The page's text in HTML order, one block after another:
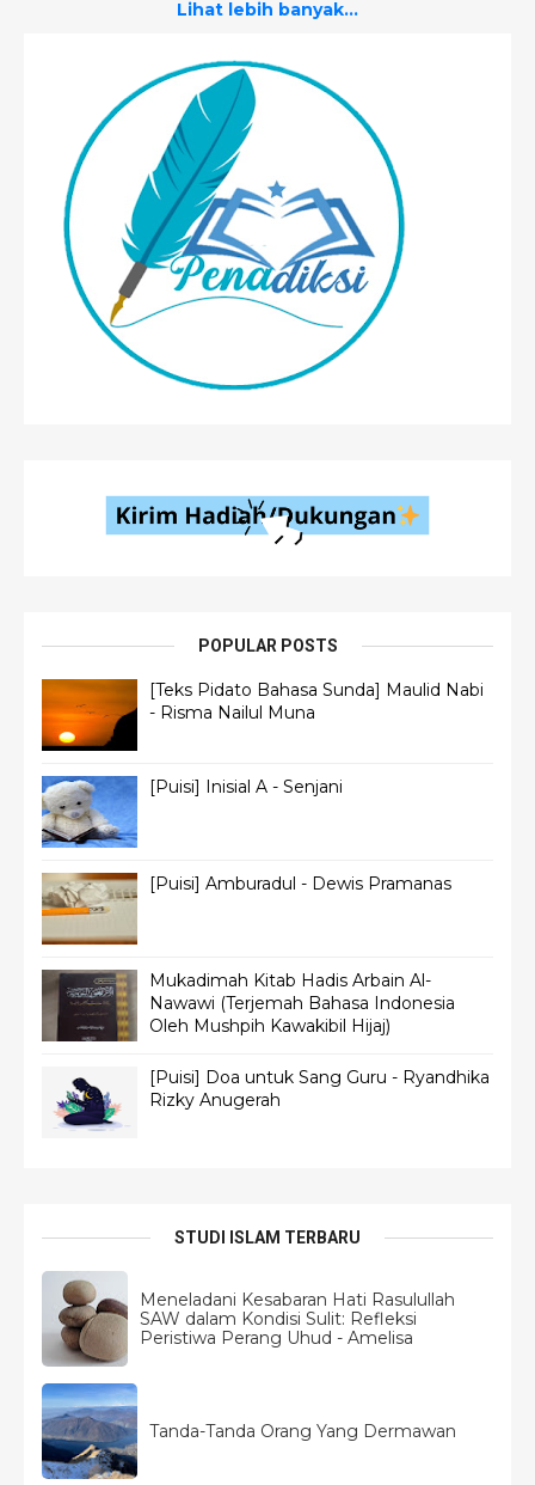
Lihat lebih banyak...
POPULAR POSTS
[Teks Pidato Bahasa Sunda] Maulid Nabi
- Risma Nailul Muna
[Puisi] Inisial A - Senjani
[Puisi] Amburadul - Dewis Pramanas
Mukadimah Kitab Hadis Arbain Al-
Nawawi (Terjemah Bahasa Indonesia
Oleh Mushpih Kawakibil Hijaj)
[Puisi] Doa untuk Sang Guru - Ryandhika
Rizky Anugerah
STUDI ISLAM TERBARU
Meneladani Kesabaran Hati Rasulullah
SAW dalam Kondisi Sulit: Refleksi
Peristiwa Perang Uhud - Amelisa
Tanda-Tanda Orang Yang Dermawan